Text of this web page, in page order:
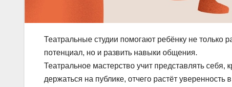
Театральные студии помогают ребёнку не только
потенциал, но и развить навыки общения.
Театральное мастерство учит представлять себя,
держаться на публике, отчего растёт уверенность